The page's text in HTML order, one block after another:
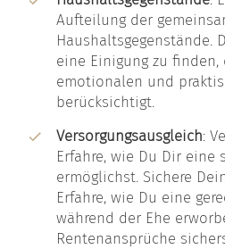
Aufteilung der
Haushaltsgegenstände.
eine Einigung zu finden,
emotionalen und
berücksichtigt.
Versorgungsausgleich:
Erfahre, wie Du Dir eine
ermöglichst. Sichere
Erfahre, wie Du eine
während der Ehe
Rentenansprüche